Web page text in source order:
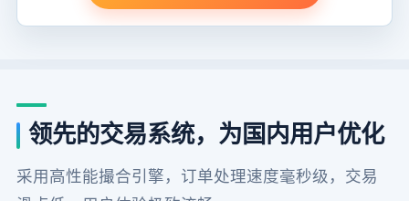
领先的交易系统，为国内用户优化
采用高性能撮合引擎，订单处理速度毫秒级，交易